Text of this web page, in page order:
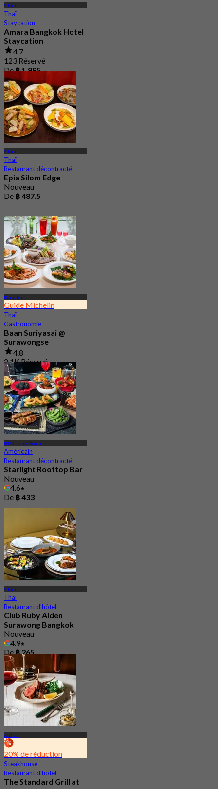
Silom
Thaï
Staycation
Amara Bangkok Hotel
Staycation
4.7
123 Réservé
De฿ 1,995
Silom
Thaï
Restaurant décontracté
Epia Silom Edge
Nouveau
De ฿ 487.5
Bang Rak
Guide Michelin
Thaï
Gastronomie
Baan Suriyasai @
Surawongse
4.8
2.1K Réservé
De฿ 497.5
BTS Chong Nonsi
Américain
Restaurant décontracté
Starlight Rooftop Bar
Nouveau
4.6
De ฿ 433
Silom
Thaï
Restaurant d'hôtel
Club Ruby Aiden
Surawong Bangkok
Nouveau
4.9
De฿ 265
Sathon
20% de réduction
Steakhouse
Restaurant d'hôtel
The Standard Grill at